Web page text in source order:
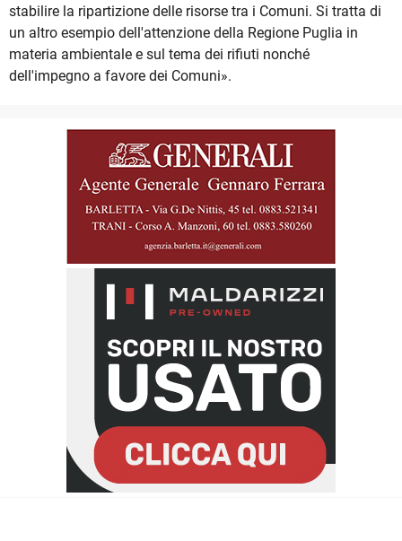
stabilire la ripartizione delle risorse tra i Comuni. Si tratta di
un altro esempio dell'attenzione della Regione Puglia in
materia ambientale e sul tema dei rifiuti nonché
dell'impegno a favore dei Comuni».